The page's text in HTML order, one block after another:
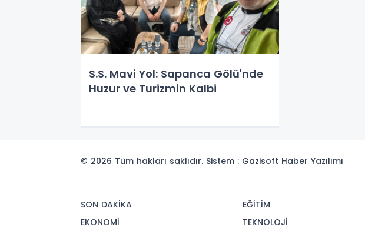
S.S. Mavi Yol: Sapanca Gölü'nde
Huzur ve Turizmin Kalbi
© 2026 Tüm hakları saklıdır. Sistem : Gazisoft Haber Yazılımı
SON DAKİKA
EKONOMİ
EĞİTİM
TEKNOLOJİ